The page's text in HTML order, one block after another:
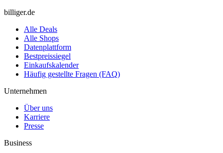
billiger.de
Alle Deals
Alle Shops
Datenplattform
Bestpreissiegel
Einkaufskalender
Häufig gestellte Fragen (FAQ)
Unternehmen
Über uns
Karriere
Presse
Business